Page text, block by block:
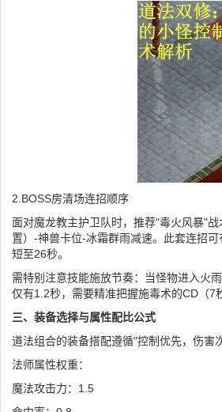
2.BOSS房清场连招顺序
面对魔龙教主护卫队时，推荐"毒火风暴"
置）-神兽卡位-冰霜群雨减速。此套连招
短至26秒。
需特别注意技能施放节奏：当怪物进入火
仅有1.2秒，需要精准把握施毒术的CD（
三、装备选择与属性配比公式
道法组合的装备搭配遵循"控制优先，伤害
法师属性权重：
魔法攻击力：1.5